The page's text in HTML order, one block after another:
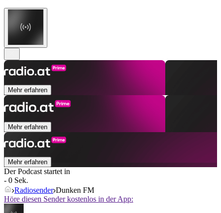
Mehr erfahren
Mehr erfahren
Mehr erfahren
Der Podcast startet in
- 0 Sek.
Radiosender Dunken FM
Höre diesen Sender kostenlos in der App: